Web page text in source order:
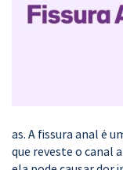
as. A fissura anal é
que reveste o canal